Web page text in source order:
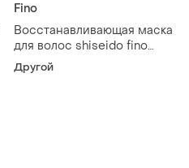
Fino
Восстанавливающая маска
для волос shiseido fino
premium touch hair mask,
230 г
Другой